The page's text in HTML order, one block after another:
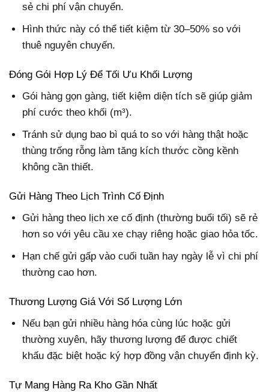
sẻ chi phí vận chuyển.
Hình thức này có thể tiết kiệm từ 30–50% so với
thuê nguyên chuyến.
Đóng Gói Hợp Lý Để Tối Ưu Khối Lượng
Gói hàng gọn gàng, tiết kiệm diện tích sẽ giúp giảm
phí cước theo khối (m³).
Tránh sử dụng bao bì quá to so với hàng thật hoặc
thùng trống rỗng làm tăng kích thước cồng kềnh
không cần thiết.
Gửi Hàng Theo Lịch Trình Cố Định
Gửi hàng theo lịch xe cố định (thường buổi tối) sẽ rẻ
hơn so với yêu cầu xe chạy riêng hoặc giao hỏa tốc.
Hạn chế gửi gấp vào cuối tuần hay ngày lễ vì chi phí
thường cao hơn.
Thương Lượng Giá Với Số Lượng Lớn
Nếu bạn gửi nhiều hàng hóa cùng lúc hoặc gửi
thường xuyên, hãy thương lượng để được chiết
khấu đặc biệt hoặc ký hợp đồng vận chuyển định kỳ.
Tự Mang Hàng Ra Kho Gần Nhất